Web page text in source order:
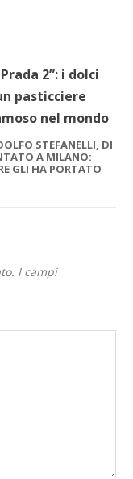
2”: i dolci
pasticciere
nel mondo
STEFANELLI, DI
A MILANO:
GLI HA PORTATO
I campi